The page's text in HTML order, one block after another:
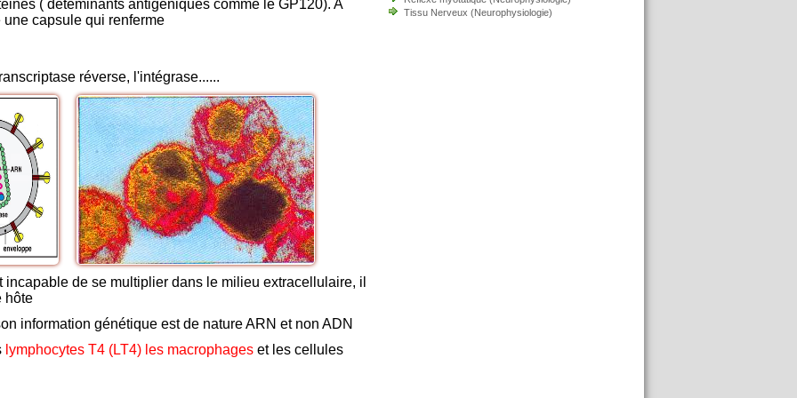
( déteminants antigéniques comme le GP120). A
capsule qui renferme
réverse, l'intégrase......
de se multiplier dans le milieu extracellulaire, il
hôte
information génétique est de nature ARN et non ADN
lymphocytes T4 (LT4) les macrophages et les cellules
Tissu Nerveux (Neurophysiologie)